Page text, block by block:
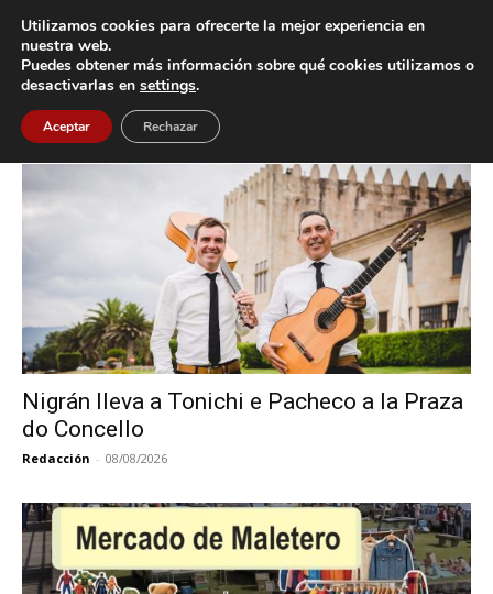
Inicio Etiquetas Nigrán1
Etiqueta: Nigrán1
Nigrán lleva a Tonichi e Pacheco a la Praza
do Concello
Redacción - 08/08/2026
Utilizamos cookies para ofrecerte la mejor experiencia en
nuestra web.
Puedes obtener más información sobre qué cookies utilizamos o
desactivarlas en settings.
Aceptar Rechazar